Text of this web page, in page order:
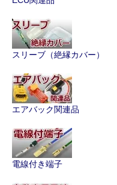
スリーブ（絶縁カバー）
エアバック関連品
電線付き端子